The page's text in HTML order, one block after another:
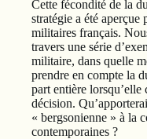
Cette fécondité de la
stratégie a été aperçue
militaires français.
travers une série
militaire, dans quelle
prendre en compte la
part entière lorsqu’elle
décision.
« bergsonienne » à la
contemporaines ?